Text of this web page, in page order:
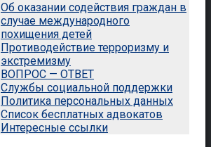
Об оказании содействия граждан в
случае международного
похищения детей
Противодействие терроризму и
экстремизму
ВОПРОС — ОТВЕТ
Службы социальной поддержки
Политика персональных данных
Список бесплатных адвокатов
Интересные ссылки